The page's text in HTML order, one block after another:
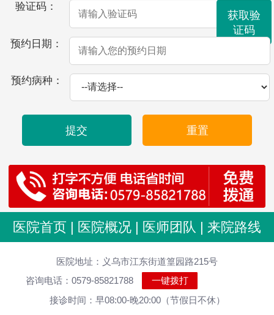
验证码：
获取验
证码
预约日期：
预约病种：
提交 重置
医院首页 医院概况 医师团队 来院路线
医院地址：义乌市江东街道篁园路215号
咨询电话：0579-85821788
一键拨打
接诊时间：早08:00-晚20:00（节假日不休）